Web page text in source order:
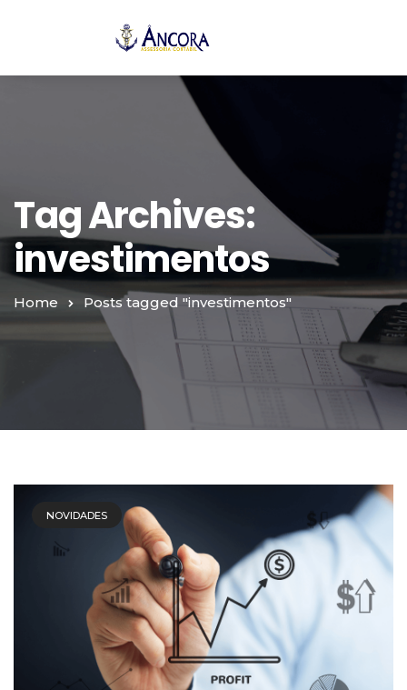
Tag Archives:
investimentos
Home Posts tagged "investimentos"
NOVIDADES